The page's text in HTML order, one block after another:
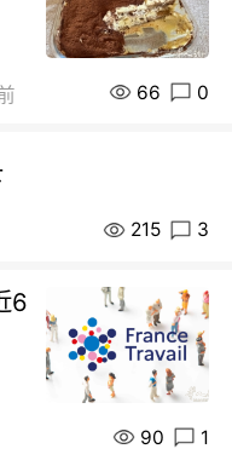
66 0
215 3
6
90 1